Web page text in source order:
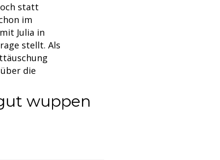
statt
im
Julia in
stellt. Als
die
wuppen